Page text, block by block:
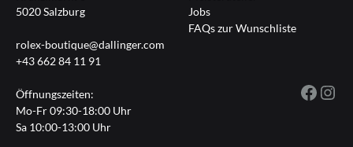
5020 Salzburg
rolex-boutique@dallinger.com
+43 662 84 11 91
Öffnungszeiten:
Mo-Fr 09:30-18:00 Uhr
Sa 10:00-13:00 Uhr
Jobs
FAQs zur Wunschliste